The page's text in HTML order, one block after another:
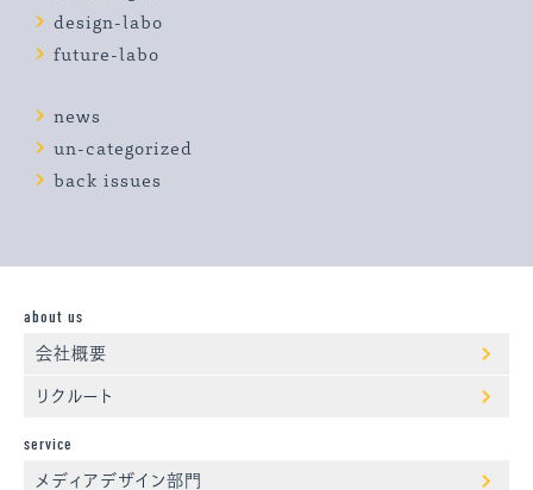
design-labo
future-labo
news
un-categorized
back issues
about us
会社概要
リクルート
service
メディアデザイン部門